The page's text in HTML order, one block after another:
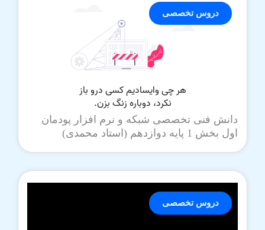
دانش فنی تخصصی شبکه و نرم افزار پودمان
اول بخش 1 پایه دوازدهم (استاد محمدی)
دروس تخصصی
دروس تخصصی